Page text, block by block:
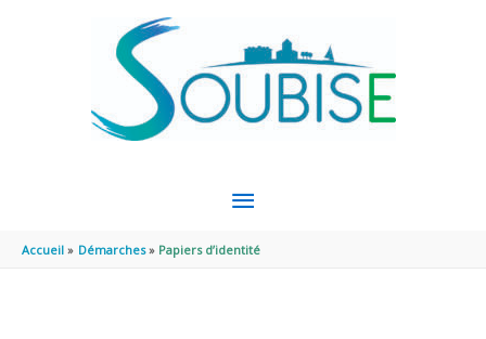
MENU
PRINCIPAL
Accueil Démarches Papiers d’identité